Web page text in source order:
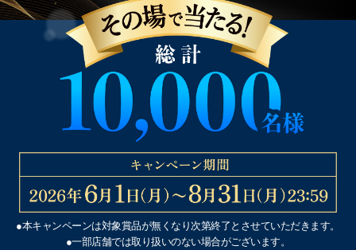
●本キャンペーンは対象賞品が無くなり次第終了とさせていただきます。
●一部店舗では取り扱いのない場合がございます。